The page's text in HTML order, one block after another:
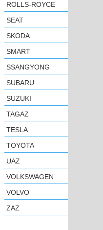
ROLLS-ROYCE
SEAT
SKODA
SMART
SSANGYONG
SUBARU
SUZUKI
TAGAZ
TESLA
TOYOTA
UAZ
VOLKSWAGEN
VOLVO
ZAZ